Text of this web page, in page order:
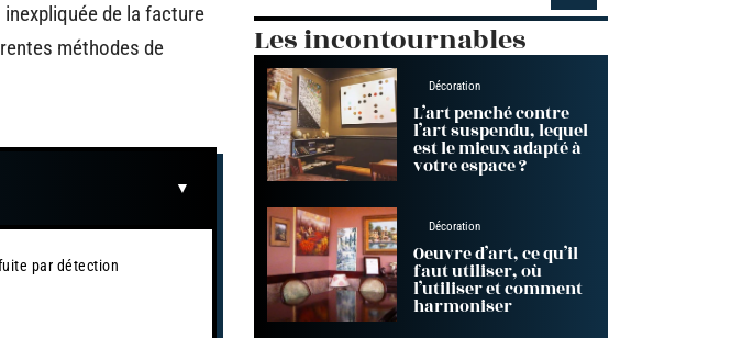
inexpliquée de la facture
méthodes de
par détection
Les incontournables
Décoration
L’art penché contre
l’art suspendu, lequel
est le mieux adapté à
votre espace ?
Décoration
Oeuvre d’art, ce qu’il
faut utiliser, où
l’utiliser et comment
harmoniser